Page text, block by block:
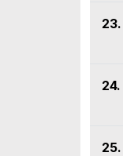
23.
24.
25.